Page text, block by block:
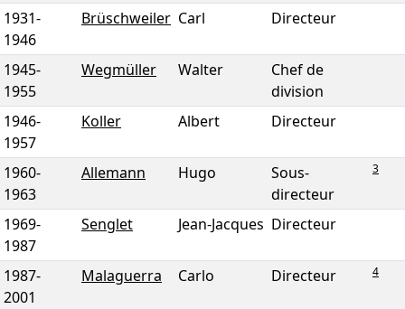
1931-
1946
Brüschweiler Carl Directeur
1945-
1955
Wegmüller Walter
Chef de
division
1946-
1957
Koller Albert Directeur
1960-
1963
Allemann Hugo
Sous-
directeur
3
1969-
1987
Senglet Jean-Jacques Directeur
1987-
2001
Malaguerra Carlo Directeur 4